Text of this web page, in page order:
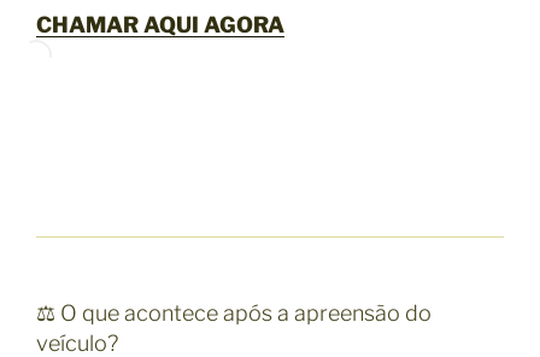
CHAMAR AQUI AGORA
⚖️ O que acontece após a apreensão do
veículo?